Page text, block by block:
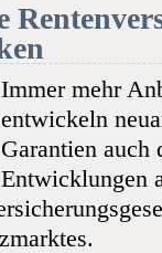
Immer mehr
entwickeln
Garantien
Entwicklungen